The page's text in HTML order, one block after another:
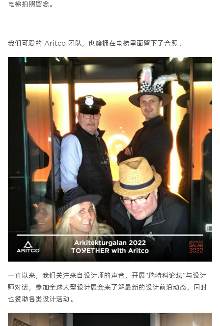
电梯拍照留念。
我们可爱的 Aritco 团队，也簇拥在电梯里面留下了合照。
一直以来，我们关注来自设计师的声音，开展“瑞特科论坛”与设计
师对话，参加全球大型设计展会来了解最新的设计前沿动态，同时
也赞助各类设计活动。